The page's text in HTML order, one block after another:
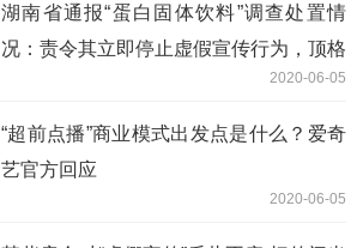
湖南省通报“蛋白固体饮料”调查处置情
况：责令其立即停止虚假宣传行为，顶格
2020-06-05
“超前点播”商业模式出发点是什么？爱奇
艺官方回应
2020-06-05